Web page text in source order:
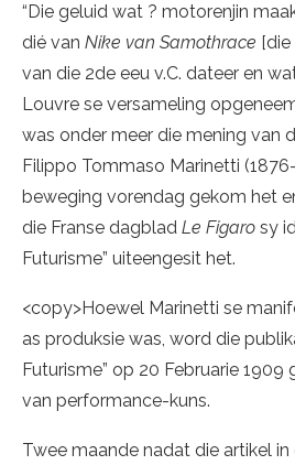
“Die geluid wat ? motorenjin
dié van Nike van Samothrace
van die 2de eeu v.C. dateer en
Louvre se versameling
was onder meer die mening van
Filippo Tommaso Marinetti
beweging vorendag gekom het
die Franse dagblad Le Figaro sy
Futurisme” uiteengesit het.
<copy>Hoewel Marinetti se
as produksie was, word die
Futurisme” op 20 Februarie 1909
van performance-kuns.
Twee maande nadat die artikel